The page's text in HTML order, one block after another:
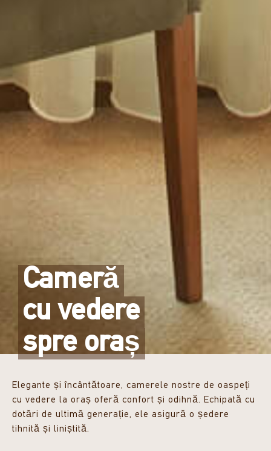
Cameră
cu vedere
spre oraș
Elegante și încântătoare, camerele nostre de oaspeți
cu vedere la oraș oferă confort și odihnă. Echipată cu
dotări de ultimă generație, ele asigură o ședere
tihnită și liniștită.